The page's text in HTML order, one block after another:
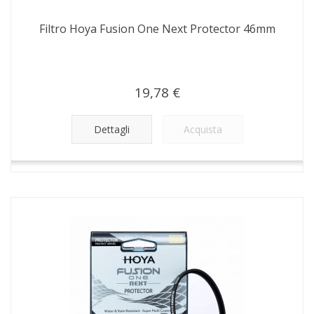
Filtro Hoya Fusion One Next Protector 46mm
19,78 €
Dettagli Acquista